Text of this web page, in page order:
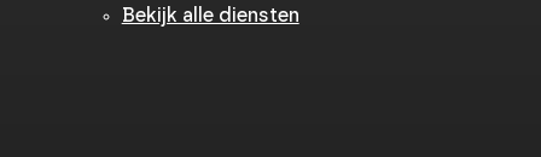
Bekijk alle diensten